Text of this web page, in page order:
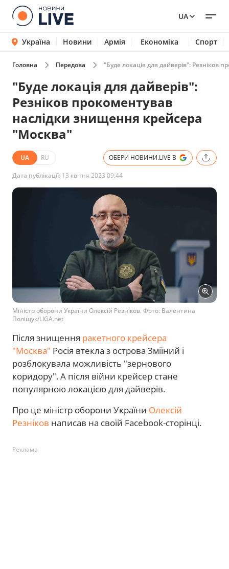
UA
Україна Новини Армія Економіка Спорт
Головна Передова "Буде локація для дайверів": Резніков
"Буде локація для дайверів":
Резніков прокоментував
наслідки знищення крейсера
"Москва"
UA RU ОБЕРИ НОВИНИ.LIVE В
Дата публікації: 13 квітня 2023 09:44
Міністр оборони України Олексій Резніков. Фото: Валентина
Поліщук/LIGA.net
Після знищення ракетного крейсера
"Москва" Росія втекла з острова Зміїний і
розблокувала можливість "зернового
коридору". А після війни крейсер стане
популярною локацією для дайверів.
Про це міністр оборони України Олексій
Резніков написав на своїй Facebook-сторінці.
Реклама